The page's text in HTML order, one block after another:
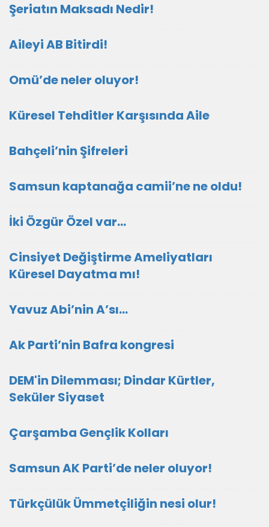
Şeriatın Maksadı Nedir!
Aileyi AB Bitirdi!
Omü’de neler oluyor!
Küresel Tehditler Karşısında Aile
Bahçeli’nin Şifreleri
Samsun kaptanağa camii’ne ne oldu!
İki Özgür Özel var…
Cinsiyet Değiştirme Ameliyatları
Küresel Dayatma mı!
Yavuz Abi’nin A’sı…
Ak Parti’nin Bafra kongresi
DEM'in Dilemması; Dindar Kürtler,
Seküler Siyaset
Çarşamba Gençlik Kolları
Samsun AK Parti’de neler oluyor!
Türkçülük Ümmetçiliğin nesi olur!